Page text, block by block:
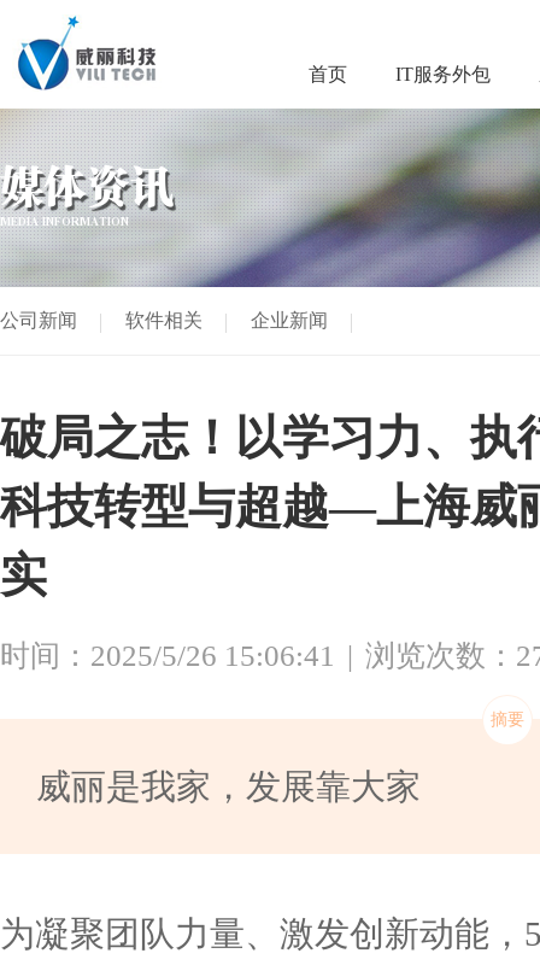
首页 IT服务外包
媒体资讯
MEDIA INFORMATION
公司新闻 软件相关 企业新闻
破局之志！以学习力、执
科技转型与超越—上海威
实
时间：2025/5/26 15:06:41 浏览次数：
威丽是我家，发展靠大家
为凝聚团队力量、激发创新动能，